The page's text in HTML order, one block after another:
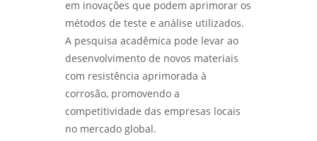
em inovações que podem aprimorar os
métodos de teste e análise utilizados.
A pesquisa acadêmica pode levar ao
desenvolvimento de novos materiais
com resistência aprimorada à
corrosão, promovendo a
competitividade das empresas locais
no mercado global.